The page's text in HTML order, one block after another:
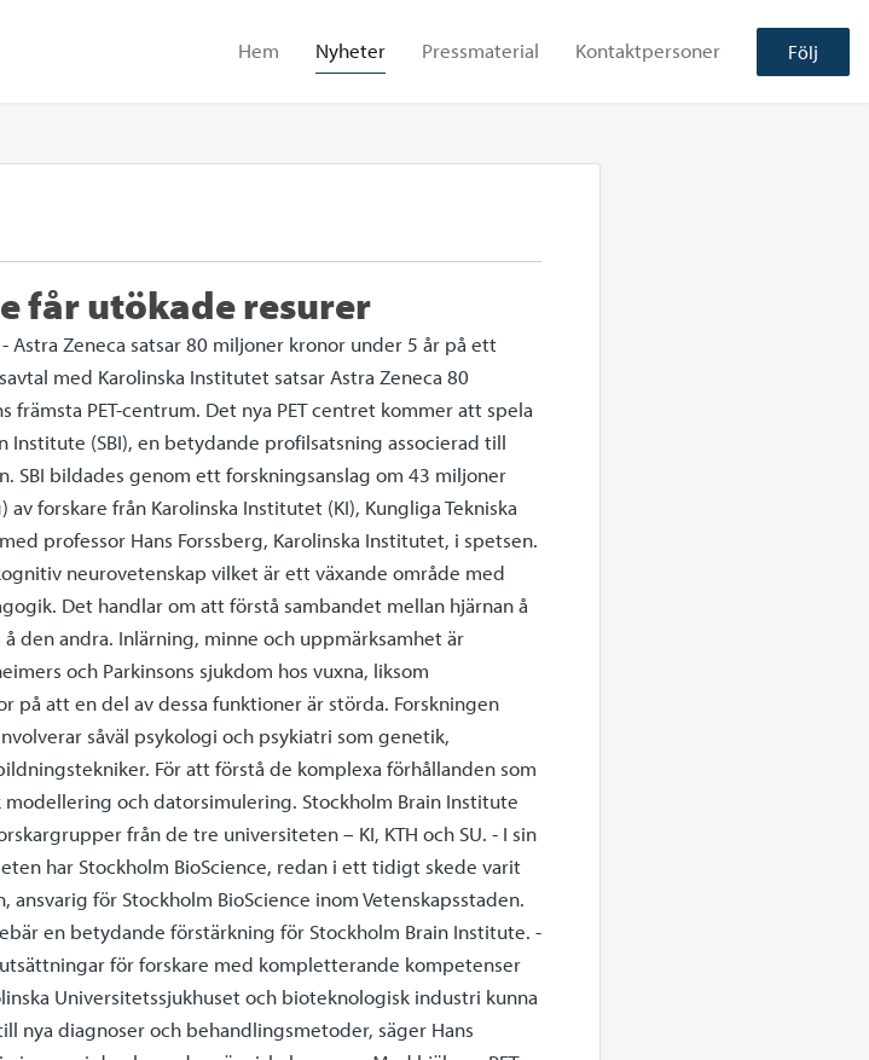
Hem Nyheter Pressmaterial Kontaktpersoner Följ
får utökade resurer
Zeneca satsar 80 miljoner kronor under 5 år på ett
med Karolinska Institutet satsar Astra Zeneca 80
PET-centrum. Det nya PET centret kommer att spela
(SBI), en betydande profilsatsning associerad till
SBI bildades genom ett forskningsanslag om 43 miljoner
forskare från Karolinska Institutet (KI), Kungliga Tekniska
professor Hans Forssberg, Karolinska Institutet, i spetsen.
neurovetenskap vilket är ett växande område med
Det handlar om att förstå sambandet mellan hjärnan å
den andra. Inlärning, minne och uppmärksamhet är
och Parkinsons sjukdom hos vuxna, liksom
på att en del av dessa funktioner är störda. Forskningen
såväl psykologi och psykiatri som genetik,
För att förstå de komplexa förhållanden som
och datorsimulering. Stockholm Brain Institute
från de tre universiteten – KI, KTH och SU. - I sin
har Stockholm BioScience, redan i ett tidigt skede varit
för Stockholm BioScience inom Vetenskapsstaden.
en betydande förstärkning för Stockholm Brain Institute. -
för forskare med kompletterande kompetenser
Universitetssjukhuset och bioteknologisk industri kunna
nya diagnoser och behandlingsmetoder, säger Hans